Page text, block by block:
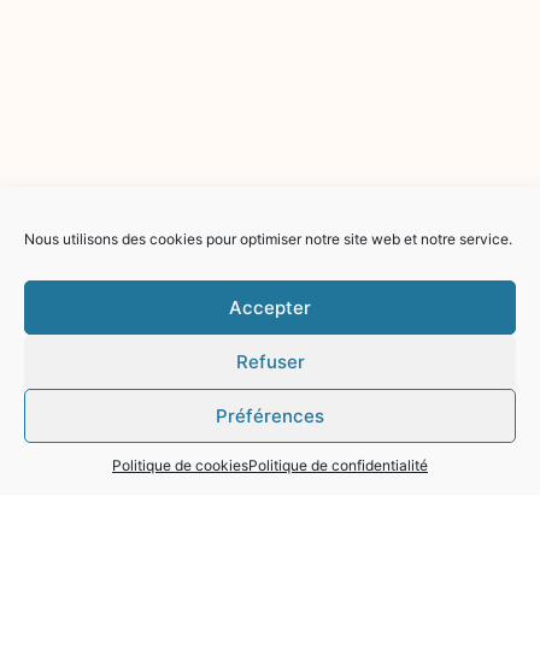
Nous utilisons des cookies pour optimiser notre site web et notre service.
Accepter
Refuser
Préférences
Politique de cookiesPolitique de confidentialité